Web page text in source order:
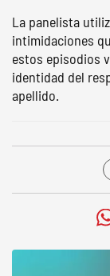
La panelista
intimidaciones
estos episodios
identidad del
apellido.